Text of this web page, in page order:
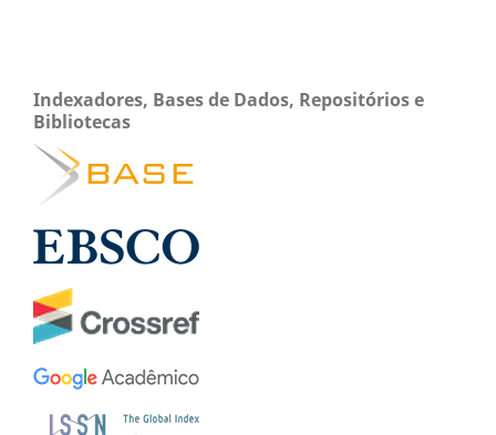
Indexadores, Bases de Dados, Repositórios e
Bibliotecas